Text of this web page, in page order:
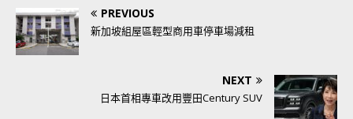
PREVIOUS
新加坡組屋區輕型商用車停車場減租
NEXT
日本首相專車改用豐田Century SUV